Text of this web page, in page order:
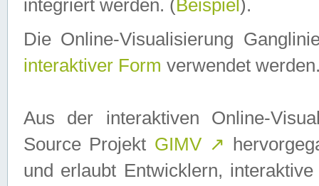
integriert werden. (Beispiel ).
Die Online-Visualisierung
interaktiver Form verwendet
Aus der interaktiven Online-
Source Projekt GIMV ↗
und erlaubt Entwicklern,